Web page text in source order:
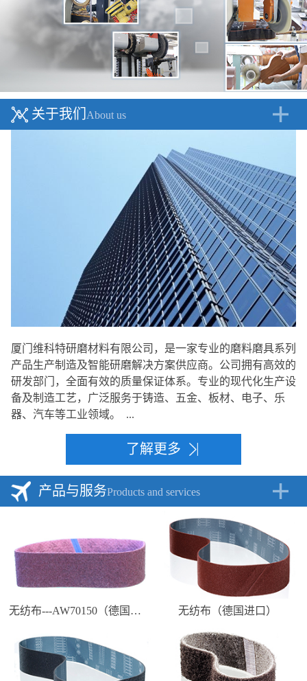
关于我们 About us
厦门维科特研磨材料有限公司，是一家专业的磨料磨具系列
产品生产制造及智能研磨解决方案供应商。公司拥有高效的
研发部门，全面有效的质量保证体系。专业的现代化生产设
备及制造工艺，广泛服务于铸造、五金、板材、电子、乐
器、汽车等工业领域。 ...
了解更多
产品与服务Products and services
无纺布---AW70150（德国进口） 无纺布（德国进口）